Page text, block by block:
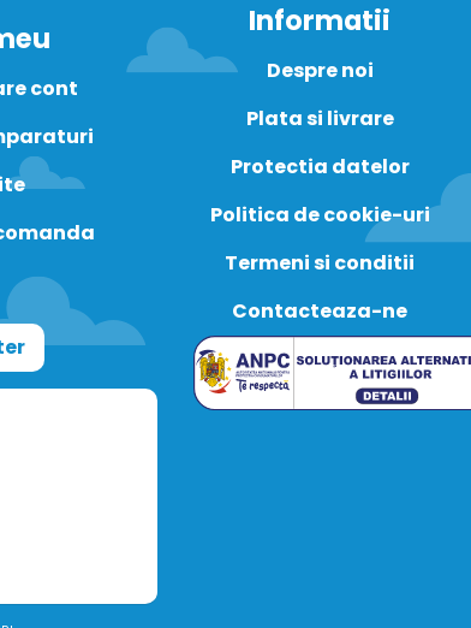
cont
Informatii
Despre noi
Plata si livrare
Protectia datelor
Politica de cookie-uri
Termeni si conditii
Contacteaza-ne